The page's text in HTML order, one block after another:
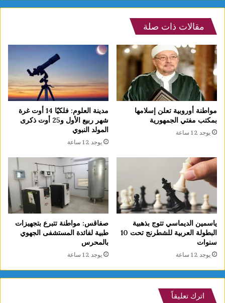
مقالات ذات صلة
مواطنة أوروبية تعلن إسلامها
بمكتب مفتي الجمهورية
يوجد 12 ساعة
مدينة العلوم: فلكيًا 14 أوت غرة
شهر ربيع الأول و25 أوت ذكرى
المولد النبوي
يوجد 12 ساعة
ياسمين الديماسي تتوج بذهبية
البطولة العربية للشطرنج تحت 10
سنوات
يوجد 12 ساعة
صفاقس: مواطنة تتبرع بتجهيزات
طبية لفائدة المستشفى الجهوي
بالمحرس
يوجد 12 ساعة
اترك تعليقاً